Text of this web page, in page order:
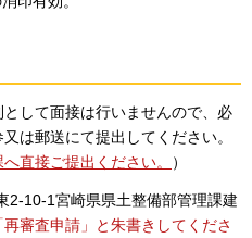
して面接は行いませんので、必
は郵送にて提出してください。
直接ご提出ください。 ）
2-10-1宮崎県県土整備部管理課建
審査申請」と朱書きしてくださ